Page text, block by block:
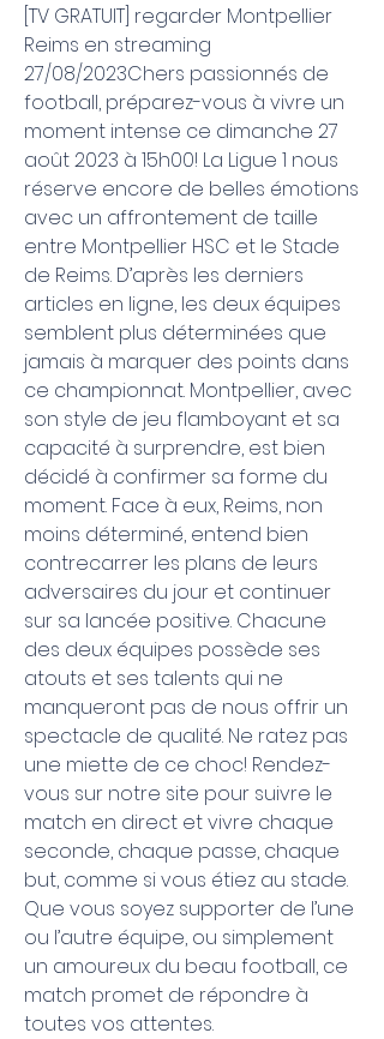
[TV GRATUIT] regarder Montpellier
Reims en streaming
27/08/2023Chers passionnés de
football, préparez-vous à vivre un
moment intense ce dimanche 27
août 2023 à 15h00! La Ligue 1 nous
réserve encore de belles émotions
avec un affrontement de taille
entre Montpellier HSC et le Stade
de Reims. D’après les derniers
articles en ligne, les deux équipes
semblent plus déterminées que
jamais à marquer des points dans
ce championnat. Montpellier, avec
son style de jeu flamboyant et sa
capacité à surprendre, est bien
décidé à confirmer sa forme du
moment. Face à eux, Reims, non
moins déterminé, entend bien
contrecarrer les plans de leurs
adversaires du jour et continuer
sur sa lancée positive. Chacune
des deux équipes possède ses
atouts et ses talents qui ne
manqueront pas de nous offrir un
spectacle de qualité. Ne ratez pas
une miette de ce choc! Rendez-
vous sur notre site pour suivre le
match en direct et vivre chaque
seconde, chaque passe, chaque
but, comme si vous étiez au stade.
Que vous soyez supporter de l’une
ou l’autre équipe, ou simplement
un amoureux du beau football, ce
match promet de répondre à
toutes vos attentes.